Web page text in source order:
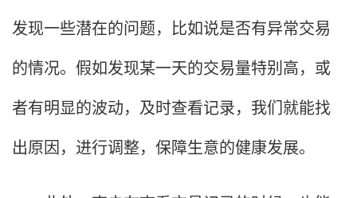
发现一些潜在的问题，比如说是否有异常交易
的情况。假如发现某一天的交易量特别高，或
者有明显的波动，及时查看记录，我们就能找
出原因，进行调整，保障生意的健康发展。